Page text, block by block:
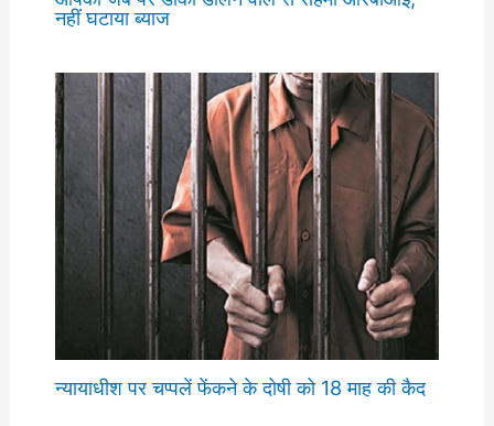
नहीं घटाया ब्याज
न्यायाधीश पर चप्पलें फेंकने के दोषी को 18 माह की कैद